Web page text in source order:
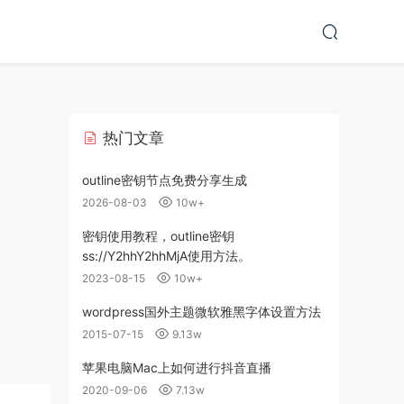
热门文章
outline密钥节点免费分享生成
2026-08-03 10w+
密钥使用教程，outline密钥
ss://Y2hhY2hhMjA使用方法。
2023-08-15 10w+
wordpress国外主题微软雅黑字体设置方法
2015-07-15 9.13w
苹果电脑Mac上如何进行抖音直播
2020-09-06 7.13w